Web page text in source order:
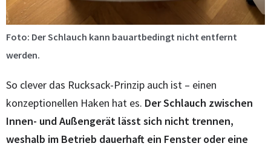
Foto: Der Schlauch kann bauartbedingt nicht entfernt
werden.
So clever das Rucksack-Prinzip auch ist – einen
konzeptionellen Haken hat es. Der Schlauch zwischen
Innen- und Außengerät lässt sich nicht trennen,
weshalb im Betrieb dauerhaft ein Fenster oder eine